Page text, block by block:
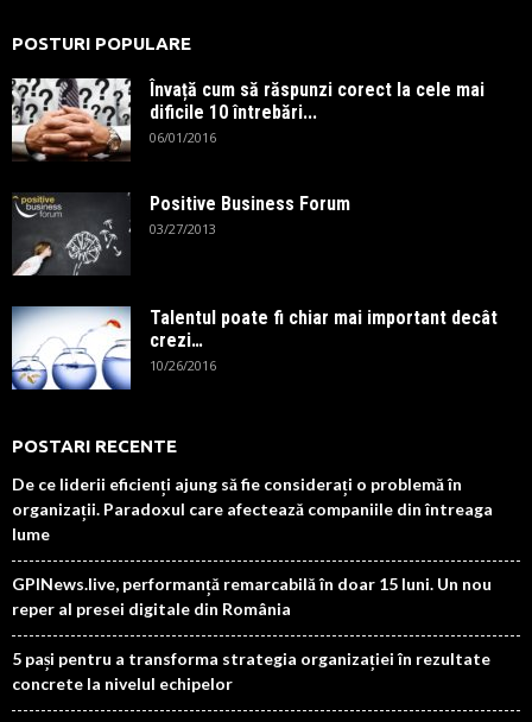
POSTURI POPULARE
Învață cum să răspunzi corect la cele mai
dificile 10 întrebări...
06/01/2016
Positive Business Forum
03/27/2013
Talentul poate fi chiar mai important decât
crezi…
10/26/2016
POSTARI RECENTE
De ce liderii eficienți ajung să fie considerați o problemă în
organizații. Paradoxul care afectează companiile din întreaga
lume
GPINews.live, performanță remarcabilă în doar 15 luni. Un nou
reper al presei digitale din România
5 pași pentru a transforma strategia organizației în rezultate
concrete la nivelul echipelor